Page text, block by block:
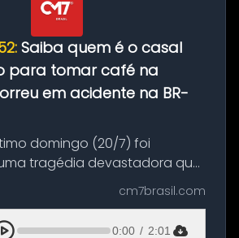
Saiba quem é o casal
para tomar café na
em acidente na BR-
domingo (20/7) foi
tragédia devastadora que
precoce de dois jovens na
rural de Manaus. Um passeio
típico café regio...
cm7brasil.com
0:00 / 2:01